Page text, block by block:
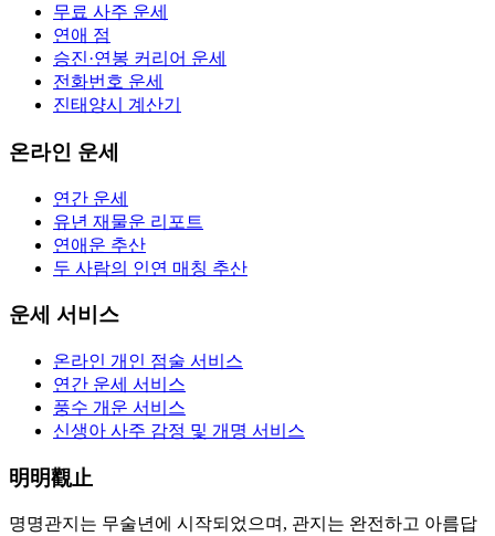
무료 사주 운세
연애 점
승진·연봉 커리어 운세
전화번호 운세
진태양시 계산기
온라인 운세
연간 운세
유년 재물운 리포트
연애운 추산
두 사람의 인연 매칭 추산
운세 서비스
온라인 개인 점술 서비스
연간 운세 서비스
풍수 개운 서비스
신생아 사주 감정 및 개명 서비스
明明觀止
명명관지는 무술년에 시작되었으며, 관지는 완전하고 아름답